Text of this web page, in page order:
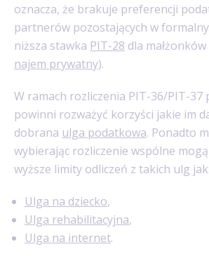
oznacza, że brakuje preferencji
partnerów pozostających w
niższa stawka PIT-28 dla
najem prywatny).
W ramach rozliczenia PIT-36/PIT-37
powinni rozważyć korzyści jakie im
dobrana ulga podatkowa. Ponadto
wybierając rozliczenie wspólne
wyższe limity odliczeń z takich ulg jak:
Ulga na dziecko,
Ulga rehabilitacyjna,
Ulga na internet.